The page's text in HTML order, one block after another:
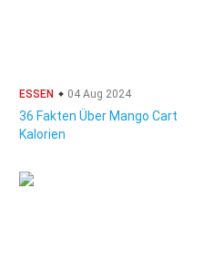
ESSEN 04 Aug 2024
36 Fakten Über Mango Cart
Kalorien